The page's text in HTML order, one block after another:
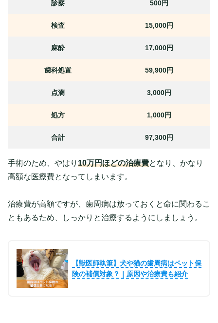
診察 500円
検査 15,000円
麻酔 17,000円
歯科処置 59,900円
点滴 3,000円
処方 1,000円
合計 97,300円
手術のため、やはり 10万円ほどの治療費となり、かなり
高額な医療費となってしまいます。
治療費が高額ですが、歯周病は放っておくと命に関わるこ
ともあるため、しっかりと治療するようにしましょう。
【獣医師執筆】犬や猫の歯周病はペット保
険の補償対象？｜原因や治療費も紹介